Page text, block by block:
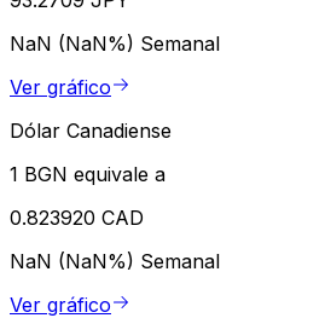
NaN (NaN%) Semanal
Ver gráfico
Dólar Canadiense
1 BGN equivale a
0.823920 CAD
NaN (NaN%) Semanal
Ver gráfico